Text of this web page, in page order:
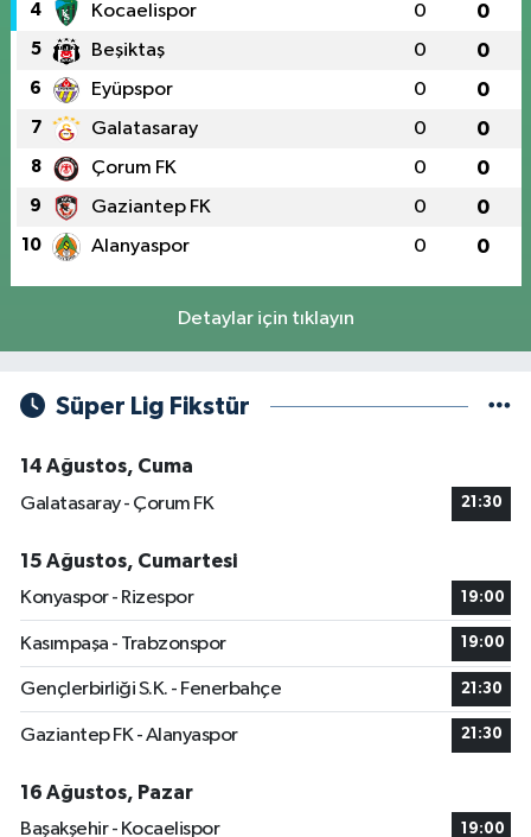
4 Kocaelispor 0 0
5 Beşiktaş 0 0
6 Eyüpspor 0 0
7 Galatasaray 0 0
8 Çorum FK 0 0
9 Gaziantep FK 0 0
10 Alanyaspor 0 0
Detaylar için tıklayın
Süper Lig Fikstür
14 Ağustos, Cuma
Galatasaray - Çorum FK
21:30
15 Ağustos, Cumartesi
Konyaspor - Rizespor
19:00
Kasımpaşa - Trabzonspor 19:00
Gençlerbirliği S.K. - Fenerbahçe 21:30
Gaziantep FK - Alanyaspor 21:30
16 Ağustos, Pazar
Başakşehir - Kocaelispor
19:00